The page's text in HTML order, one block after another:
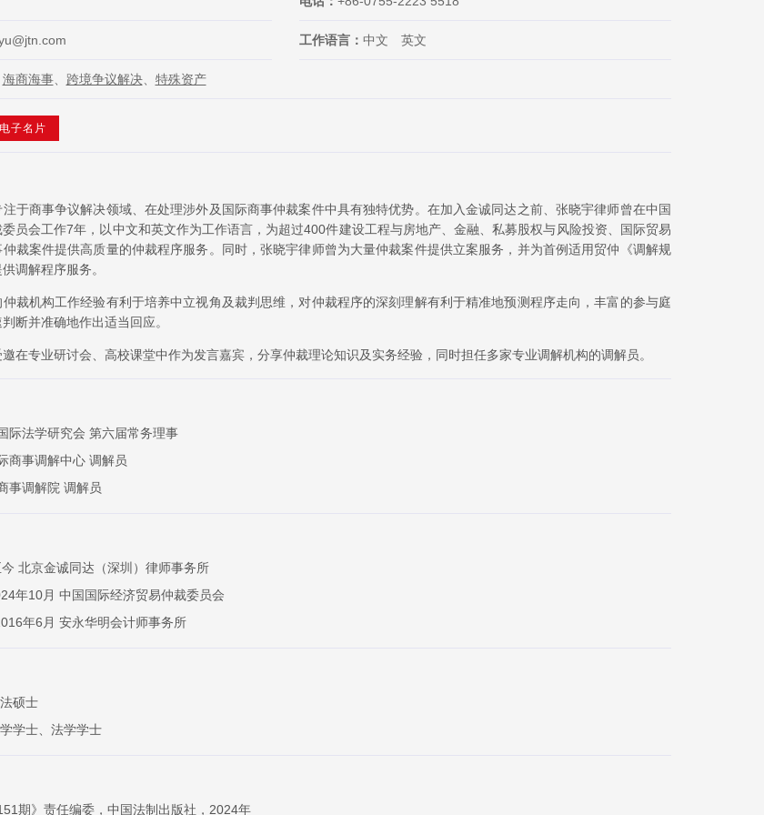
工作语言：中文 英文
海商海事、 跨境争议解决、 特殊资产
电子名片
于商事争议解决领域、在处理涉外及国际商事仲裁案件中具有独特优势。在加入金诚同达之前、张晓宇律师曾在中国
委员会工作7年，以中文和英文作为工作语言，为超过400件建设工程与房地产、金融、私募股权与风险投资、国际贸易
裁案件提供高质量的仲裁程序服务。同时，张晓宇律师曾为大量仲裁案件提供立案服务，并为首例适用贸仲《调解规
调解程序服务。
裁机构工作经验有利于培养中立视角及裁判思维，对仲裁程序的深刻理解有利于精准地预测程序走向，丰富的参与庭
断并准确地作出适当回应。
在专业研讨会、高校课堂中作为发言嘉宾，分享仲裁理论知识及实务经验，同时担任多家专业调解机构的调解员。
际法学研究会 第六届常务理事
商事调解中心 调解员
事调解院 调解员
北京金诚同达（深圳）律师事务所
年10月 中国国际经济贸易仲裁委员会
年6月 安永华明会计师事务所
硕士
学士、法学学士
期》责任编委，中国法制出版社，2024年